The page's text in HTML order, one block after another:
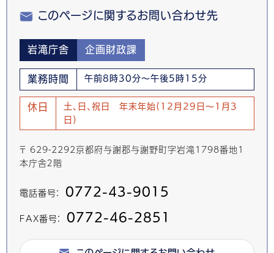
このページに関するお問い合わせ先
岩滝庁舎 企画財政課
業務時間 午前8時30分～午後5時15分
休日
土、日、祝日 年末年始(12月29日～1月3
日)
〒 629-2292京都府与謝郡与謝野町字岩滝1798番地1
本庁舎２階
電話番号： 0772-43-9015
FAX番号： 0772-46-2851